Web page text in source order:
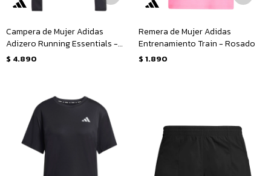
Campera de Mujer Adidas
Adizero Running Essentials -
Negro
$ 4.890
Remera de Mujer Adidas
Entrenamiento Train - Rosado
$ 1.890